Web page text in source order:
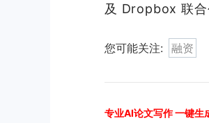
及 Dropbox 联
您可能关注: 融资
专业AI论文写作 一键生